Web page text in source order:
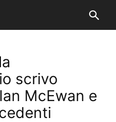
scrivo
McEwan e